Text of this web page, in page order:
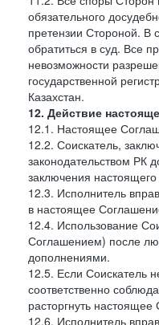
обязательного
претензии Стороной. В
обратиться в суд. Все
невозможности
государственной
Казахстан.
12. Действие
12.1. Настоящее
12.2. Соискатель,
законодательством РК
заключения
12.3. Исполнитель
в настоящее
12.4. Использование
Соглашением) после
дополнениями.
12.5. Если Соискатель
соответственно
расторгнуть
12.6. Исполнитель